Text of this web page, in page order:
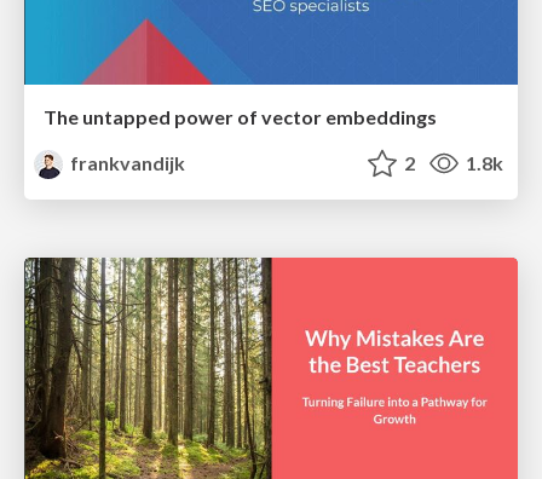
The untapped power of vector embeddings
frankvandijk
2 1.8k